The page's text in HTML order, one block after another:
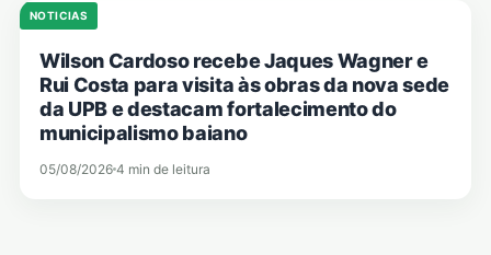
NOTICIAS
Wilson Cardoso recebe Jaques Wagner e
Rui Costa para visita às obras da nova sede
da UPB e destacam fortalecimento do
municipalismo baiano
05/08/2026 4 min de leitura